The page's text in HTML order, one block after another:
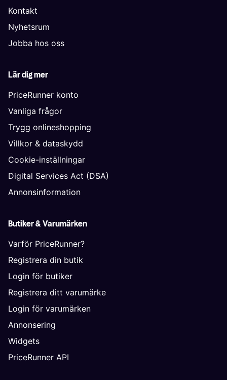
Kontakt
Nyhetsrum
Jobba hos oss
Lär dig mer
PriceRunner konto
Vanliga frågor
Trygg onlineshopping
Villkor & dataskydd
Cookie-inställningar
Digital Services Act (DSA)
Annonsinformation
Butiker & Varumärken
Varför PriceRunner?
Registrera din butik
Login för butiker
Registrera ditt varumärke
Login för varumärken
Annonsering
Widgets
PriceRunner API